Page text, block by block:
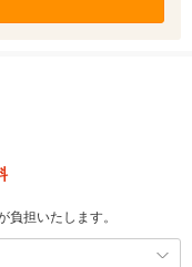
担いたします。